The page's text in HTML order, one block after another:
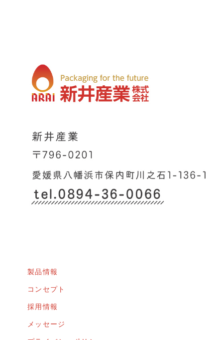
製品情報
コンセプト
採用情報
メッセージ